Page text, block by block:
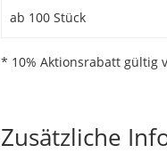
ab 100 Stück
* 10% Aktionsrabatt gültig
Zusätzliche